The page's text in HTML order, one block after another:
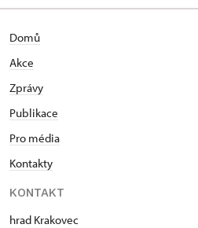
Domů
Akce
Zprávy
Publikace
Pro média
Kontakty
KONTAKT
hrad Krakovec